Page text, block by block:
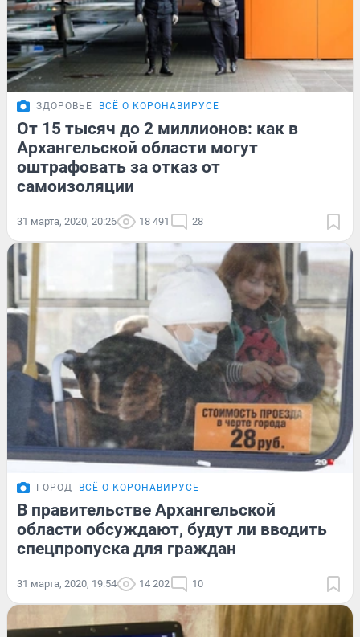
ЗДОРОВЬЕ ВСЁ О КОРОНАВИРУСЕ
От 15 тысяч до 2 миллионов: как в
Архангельской области могут
оштрафовать за отказ от
самоизоляции
31 марта, 2020, 20:26 18 491 28
ГОРОД ВСЁ О КОРОНАВИРУСЕ
В правительстве Архангельской
области обсуждают, будут ли вводить
спецпропуска для граждан
31 марта, 2020, 19:54 14 202 10